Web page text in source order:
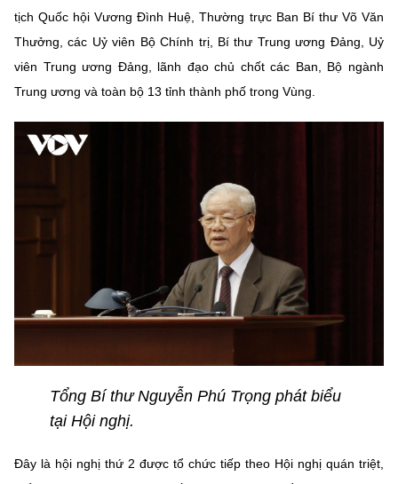
Tiêu chuẩn, đo lường, chất lượng
Năng lượng nguyên tử
Tin tổng hợp
Đổi mới sáng tạo
Chuyển đổi số
Sở hữu trí tuệ
Tiêu chuẩn, đo lường, chất lượng
Năng lượng nguyên tử
THƯ ĐIỆN TỬ
Videos
Nhiệm vụ trọng tâm
Vietnamese English
BỘ KHOA HỌC VÀ CÔNG NGHỆ
MINISTRY OF SCIENCE AND TECHNOLOGY
Điều khoản sử dụng Theo dõi MST: Góp ý
tịch Quốc hội Vương Đình Huệ, Thường trực Ban Bí thư Võ Văn
Thưởng, các Uỷ viên Bộ Chính trị, Bí thư Trung ương Đảng, Uỷ
viên Trung ương Đảng, lãnh đạo chủ chốt các Ban, Bộ ngành
Trung ương và toàn bộ 13 tỉnh thành phố trong Vùng.
Tổng Bí thư Nguyễn Phú Trọng phát biểu
tại Hội nghị.
Đây là hội nghị thứ 2 được tổ chức tiếp theo Hội nghị quán triệt,